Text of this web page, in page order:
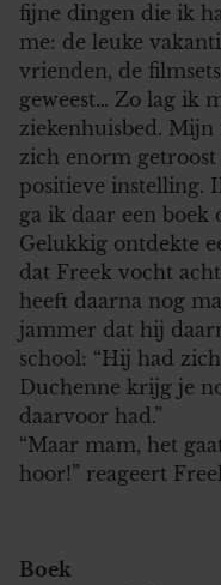
fijne dingen die ik
me: de leuke
vrienden, de
geweest… Zo lag ik
ziekenhuisbed.
zich enorm
positieve instelling.
ga ik daar een boek
Gelukkig ontdekte
dat Freek vocht
heeft daarna nog
jammer dat hij
school: “Hij had
Duchenne krijg je
daarvoor had.”
“Maar mam, het
hoor!” reageert
Boek